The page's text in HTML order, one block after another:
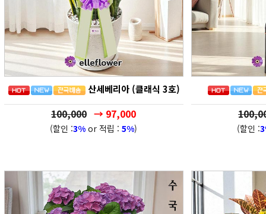
산세베리아 (클래식 3호)
100,000 → 97,000
(할인 :3% or 적립 : 5%) (할인 :